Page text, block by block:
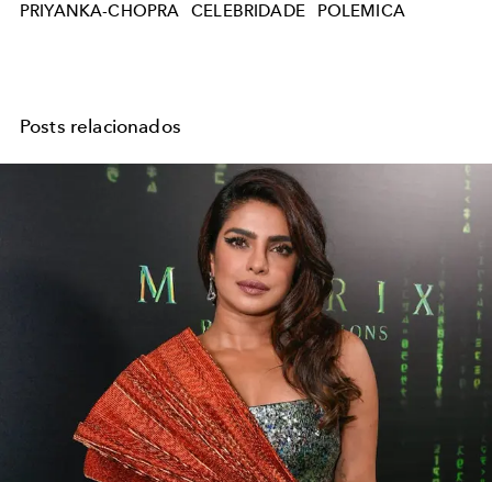
PRIYANKA-CHOPRA CELEBRIDADE POLEMICA
Posts relacionados